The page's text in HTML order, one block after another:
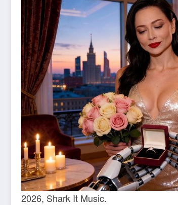
2026, Shark It Music.